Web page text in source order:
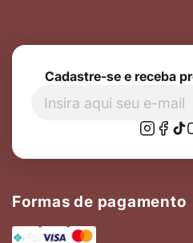
Cadastre-se e receba
Formas de pagamento